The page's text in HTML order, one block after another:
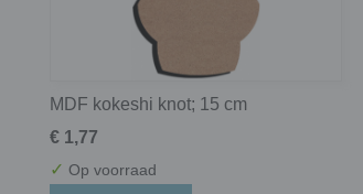
MDF kokeshi knot; 15 cm
€ 1,77
✓ Op voorraad